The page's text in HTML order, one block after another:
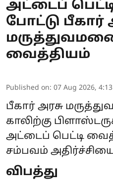
அட்டைப்
போட்டு பீகார்
வைத்தியம்
Published on: 07 Aug 2026,
பீகார் அரசு
காலிற்கு
அட்டைப் பெட்டி
சம்பவம் அதிர்ச்சியை
விபத்து